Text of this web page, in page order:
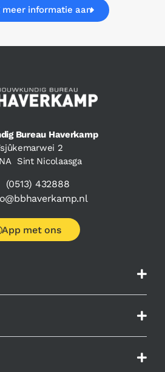
meer informatie aan
Bureau Haverkamp
2
Sint Nicolaasga
(0513) 432888
App met ons